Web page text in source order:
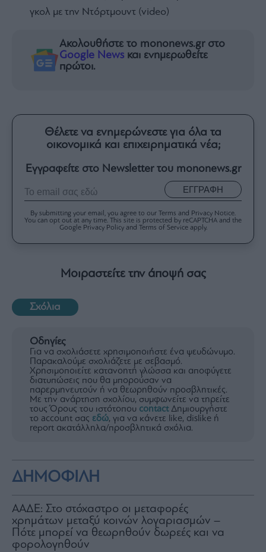
γκολ με την Ντόρτμουντ (video)
Ακολουθήστε το mononews.gr στο
Google News και ενημερωθείτε
πρώτοι.
Θέλετε να ενημερώνεστε για όλα τα
οικονομικά και επιχειρηματικά νέα;
Εγγραφείτε στο Newsletter του mononews.gr
ΕΓΓΡΑΦΗ
By submitting your email, you agree to our Terms and Privacy Notice.
You can opt out at any time. This site is protected by reCAPTCHA and the
Google Privacy Policy and Terms of Service apply.
Μοιραστείτε την άποψή σας
Σχόλια
Οδηγίες
Για να σχολιάσετε χρησιμοποιήστε ένα ψευδώνυμο.
Παρακαλούμε σχολιάζετε με σεβασμό.
Χρησιμοποιείτε κατανοητή γλώσσα και αποφύγετε
διατυπώσεις που θα μπορούσαν να
παρερμηνευτούν ή να θεωρηθούν προσβλητικές.
Με την ανάρτηση σχολίου, συμφωνείτε να τηρείτε
τους Όρους του ιστότοπου contactΔημιουργήστε
το account σας εδώ, για να κάνετε like, dislike ή
report ακατάλληλα/προσβλητικά σχόλια.
ΔΗΜΟΦΙΛΗ
ΑΑΔΕ: Στο στόχαστρο οι μεταφορές
χρημάτων μεταξύ κοινών λογαριασμών –
Πότε μπορεί να θεωρηθούν δωρεές και να
φορολογηθούν